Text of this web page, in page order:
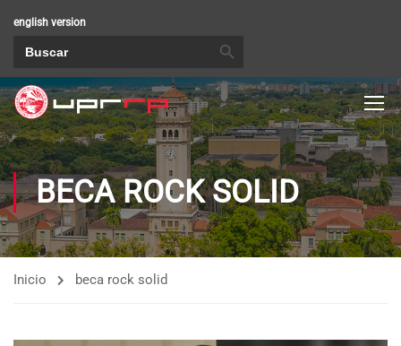
english version
BECA ROCK SOLID
Inicio beca rock solid